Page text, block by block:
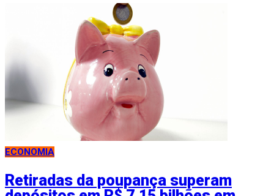
ECONOMIA
Retiradas da poupança superam